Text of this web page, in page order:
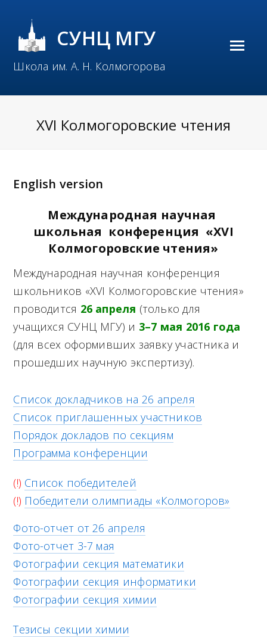
СУНЦ МГУ
Школа им. А. Н. Колмогорова
O
e
XVI Колмогоровские чтения
English version
Международная научная
школьная конференция «XVI
Колмогоровские чтения»
Международная научная конференция
школьников «XVI Колмогоровские чтения»
проводится 26 апреля (только для
учащихся СУНЦ МГУ) и 3–7 мая 2016 года
(для всех оформивших заявку участника и
прошедших научную экспертизу).
Список докладчиков на 26 апреля
Список приглашенных участников
Порядок докладов по секциям
Программа конференции
(!) Список победителей
(!) Победители олимпиады «Колмогоров»
Фото-отчет от 26 апреля
Фото-отчет 3-7 мая
Фотографии секция математики
Фотографии секция информатики
Фотографии секция химии
Тезисы секции химии